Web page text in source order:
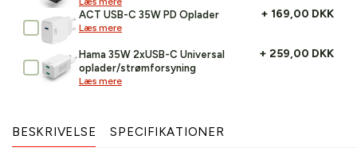
ACT USB-C 35W PD Oplader
Læs mere
+ 169,00 DKK
Hama 35W 2xUSB-C Universal
oplader/strømforsyning
Læs mere
+ 259,00 DKK
BESKRIVELSE SPECIFIKATIONER